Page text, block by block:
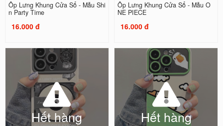
Ốp Lưng Khung Cửa Sổ - Mẫu Shi
n Party Time
16.000 đ
Ốp Lưng Khung Cửa Sổ - Mẫu O
NE PIECE
16.000 đ
Hết hàng Hết hàng